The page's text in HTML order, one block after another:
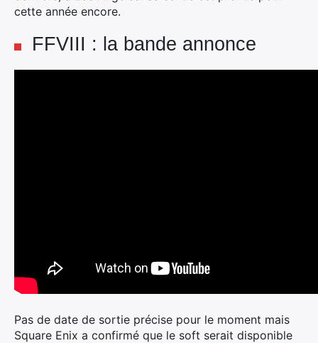
cette année encore.
FFVIII : la bande annonce
Pas de date de sortie précise pour le moment mais
Square Enix a confirmé que le soft serait disponible